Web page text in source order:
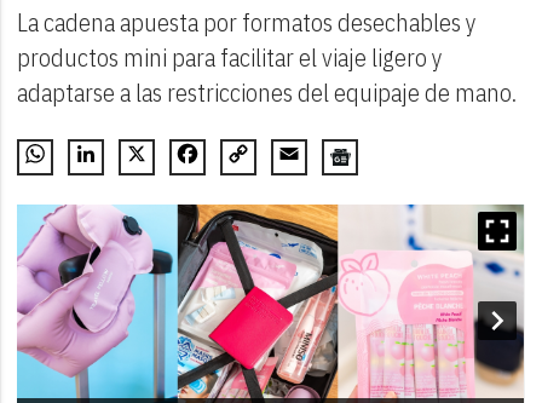
La cadena apuesta por formatos desechables y
productos mini para facilitar el viaje ligero y
adaptarse a las restricciones del equipaje de mano.
WhatsAppLinkedIn
X FacebookCopy
Email